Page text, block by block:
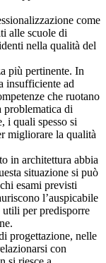
come
alle scuole di
nella qualità del
più pertinente. In
insufficiente ad
che ruotano
problematica di
i quali spesso si
migliorare la qualità
in architettura abbia
situazione si può
esami previsti
l’auspicabile
utili per predisporre
progettazione, nelle
con